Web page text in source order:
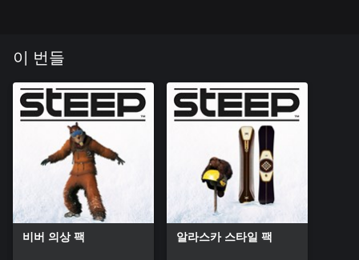
이 번들
비버 의상 팩 알라스카 스타일 팩